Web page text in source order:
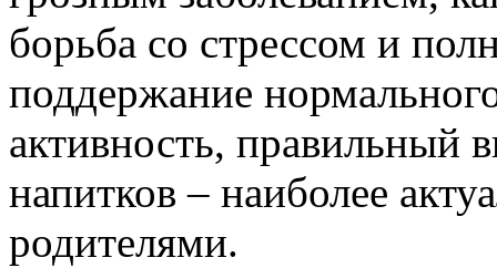
борьба со стрессом и
поддержание
активность, правильный
напитков – наиболее
родителями.